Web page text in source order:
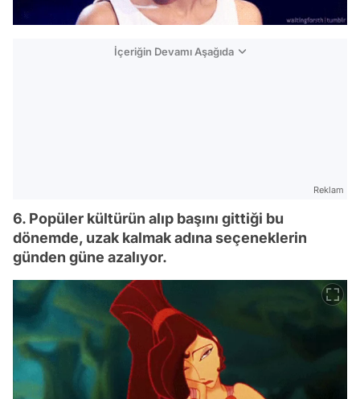
İçeriğin Devamı Aşağıda
Reklam
6. Popüler kültürün alıp başını gittiği bu
dönemde, uzak kalmak adına seçeneklerin
günden güne azalıyor.